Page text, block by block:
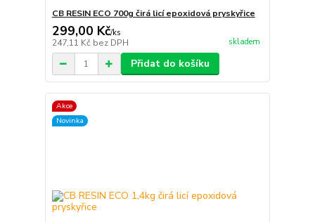
CB RESIN ECO 700g čirá licí epoxidová pryskyřice
299,00 Kč/ks
247,11 Kč bez DPH skladem
Přidat do košíku
Akce
Novinka